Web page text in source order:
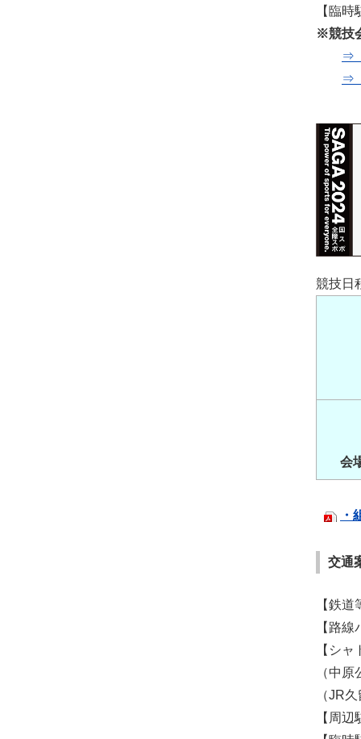
【臨
※競技
⇒
⇒
競技日
会
・
交通
【鉄
【路
【シ
（中
（JR
【周